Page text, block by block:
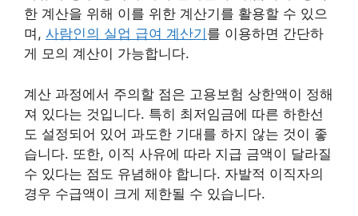
한 계산을 위해 이를 위한 계산기를 활용할 수 있으
며, 사람인의 실업 급여 계산기 를 이용하면 간단하
게 모의 계산이 가능합니다.
계산 과정에서 주의할 점은 고용보험 상한액이 정해
져 있다는 것입니다. 특히 최저임금에 따른 하한선
도 설정되어 있어 과도한 기대를 하지 않는 것이 좋
습니다. 또한, 이직 사유에 따라 지급 금액이 달라질
수 있다는 점도 유념해야 합니다. 자발적 이직자의
경우 수급액이 크게 제한될 수 있습니다.